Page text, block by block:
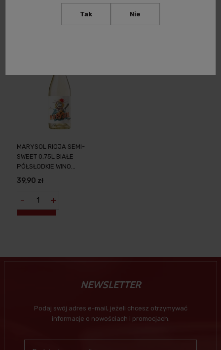
Powiadom o
MARYSOL RIOJA SEMI-
SWEET 0,75L BIAŁE
PÓŁSŁODKIE WINO
HISZPAŃSKIE
39,90 zł
- +
NEWSLETTER
Podaj swój adres e-mail, jeżeli chcesz otrzymywać
informacje o nowościach i promocjach.
Tak Nie